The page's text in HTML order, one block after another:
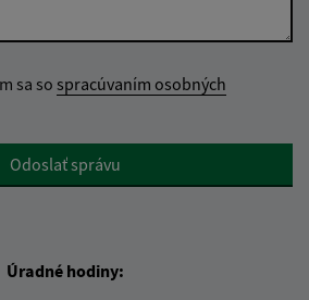
sa so spracúvaním osobných
Odoslať správu
Úradné hodiny: